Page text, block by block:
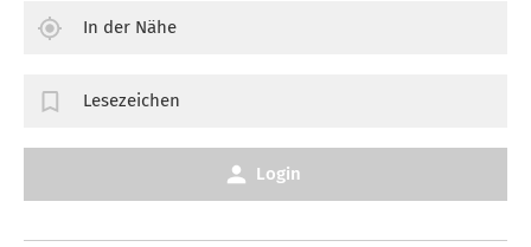
In der Nähe
Lesezeichen
Login